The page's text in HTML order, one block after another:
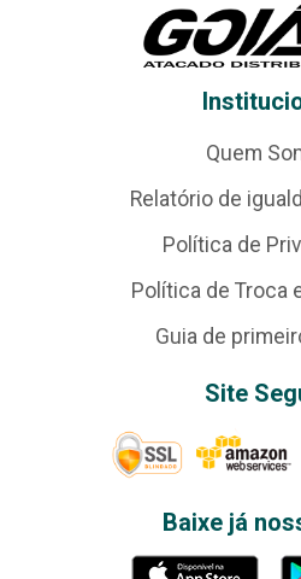
Quem
Relatório de
Política de
Política de Troca
Guia de
Site
Baixe já